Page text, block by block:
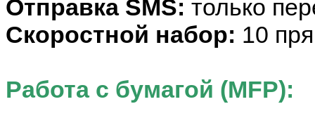
Отправка SMS: только
Скоростной набор: 10
Работа с бумагой (MFP):